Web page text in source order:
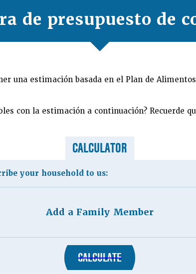
de presupuesto de
una estimación basada en el Plan de
con la estimación a continuación? Recuerde
CALCULATOR
your household to us:
Add a Family Member
CALCULATE